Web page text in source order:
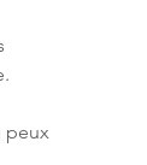
peux